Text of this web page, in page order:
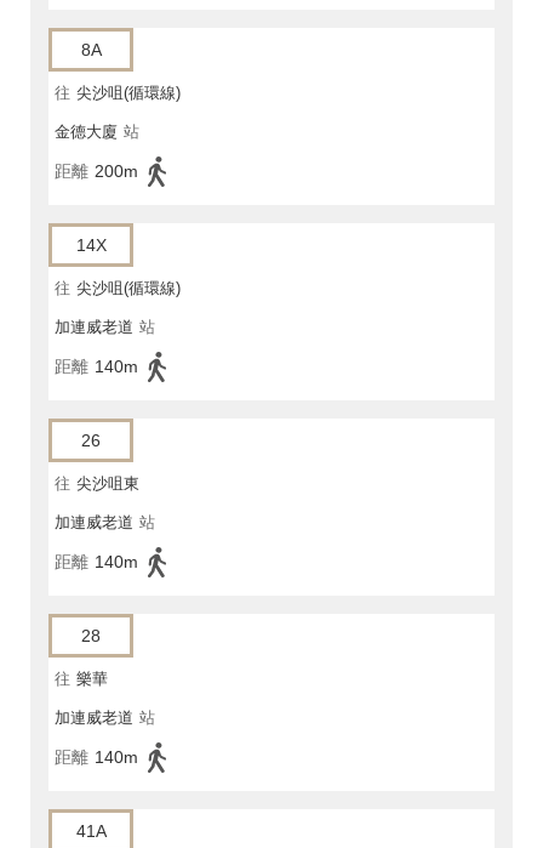
8A
往 尖沙咀(循環線)
金德大廈 站
距離 200m
14X
往 尖沙咀(循環線)
加連威老道 站
距離 140m
26
往 尖沙咀東
加連威老道 站
距離 140m
28
往 樂華
加連威老道 站
距離 140m
41A